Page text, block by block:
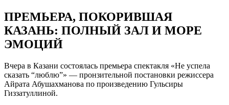
ПРЕМЬЕРА, ПОКОРИВШАЯ
КАЗАНЬ: ПОЛНЫЙ ЗАЛ И МОРЕ
ЭМОЦИЙ
Вчера в Казани состоялась премьера спектакля «Не успела
сказать “люблю”» — пронзительной постановки режиссера
Айрата Абушахманова по произведению Гульсиры
Гиззатуллиной.